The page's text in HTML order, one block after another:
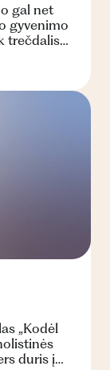
gal net
gyvenimo
trečdalis
duris į